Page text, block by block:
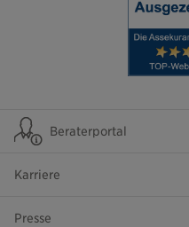
Beraterportal
Karriere
Presse